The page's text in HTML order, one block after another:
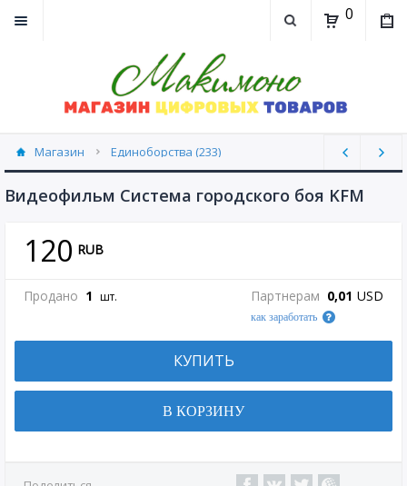
0
Магазин Единоборства (233)
Видеофильм Система городского боя KFM
120 RUB
Продано 1 шт. Партнерам 0,01 USD
как заработать
КУПИТЬ
В КОРЗИНУ